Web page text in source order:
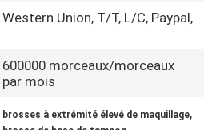
Western Union, T/T, L/C, Paypal,
600000 morceaux/morceaux
par mois
brosses à extrémité élevé de maquillage,